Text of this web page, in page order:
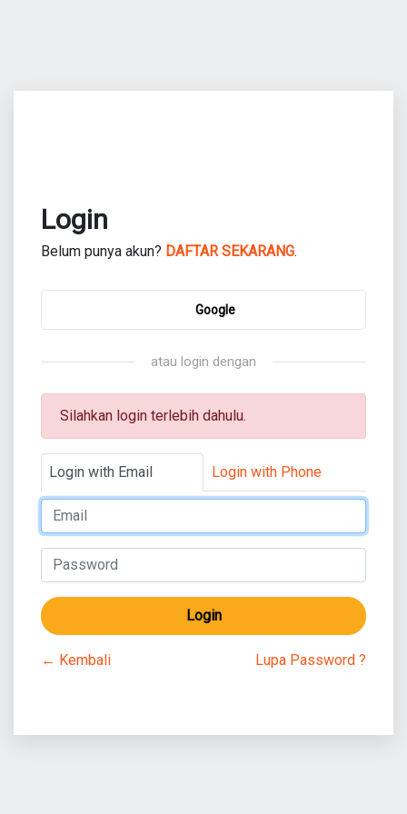
Login
Belum punya akun? DAFTAR SEKARANG.
Google
atau login dengan
Silahkan login terlebih dahulu.
Login with Email Login with Phone
Login
← Kembali Lupa Password ?